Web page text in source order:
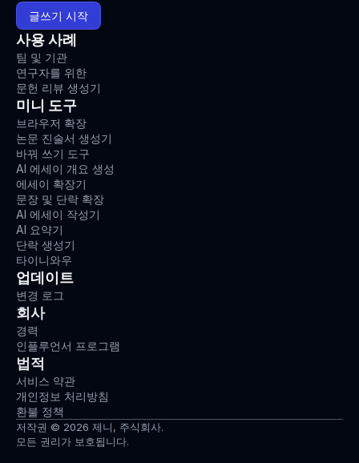
글쓰기 시작
사용 사례
팀 및 기관
연구자를 위한
문헌 리뷰 생성기
미니 도구
브라우저 확장
논문 진술서 생성기
바꿔 쓰기 도구
AI 에세이 개요 생성
에세이 확장기
문장 및 단락 확장
AI 에세이 작성기
AI 요약기
단락 생성기
타이니와우
업데이트
변경 로그
회사
경력
인플루언서 프로그램
법적
서비스 약관
개인정보 처리방침
환불 정책
저작권 © 2026 제니, 주식회사.
모든 권리가 보호됩니다.